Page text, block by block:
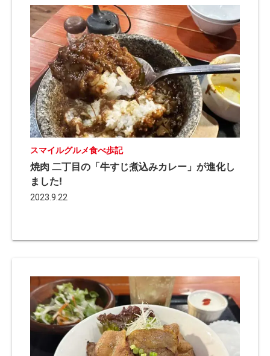
スマイルグルメ食べ歩記
焼肉 二丁目の「牛すじ煮込みカレー」が進化し
ました!
2023.9.22